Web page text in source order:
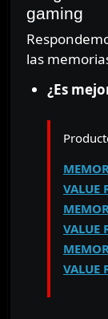
gaming
las
¿Es
VALUE
VALUE
VALUE